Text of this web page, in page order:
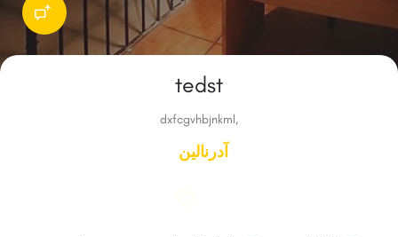
tedst
dxfcgvhbjnkml,
آدرنالین